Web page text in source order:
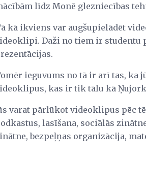
līdz Monē glezniecības
kā ikviens var augšupielādēt
Daži no tiem ir studentu
ieguvums no tā ir arī tas, ka
kas ir tik tālu kā
varat pārlūkot videoklipus pēc
lasīšana, sociālās
bezpeļņas organizācija,